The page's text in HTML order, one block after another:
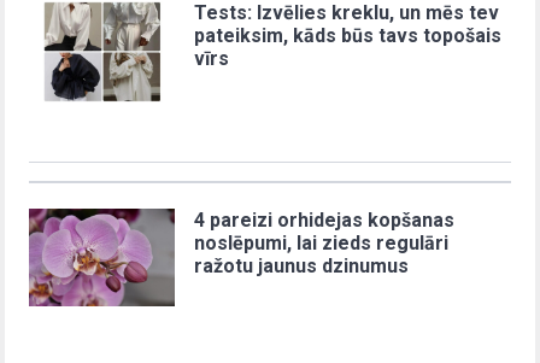
Tests: Izvēlies kreklu, un mēs tev
pateiksim, kāds būs tavs topošais
vīrs
4 pareizi orhidejas kopšanas
noslēpumi, lai zieds regulāri
ražotu jaunus dzinumus